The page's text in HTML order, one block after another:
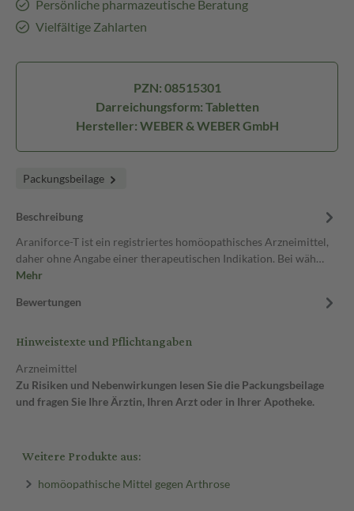
Persönliche pharmazeutische Beratung
Vielfältige Zahlarten
PZN: 08515301
Darreichungsform: Tabletten
Hersteller: WEBER & WEBER GmbH
Packungsbeilage
Beschreibung
Araniforce-T ist ein registriertes homöopathisches Arzneimittel,
daher ohne Angabe einer therapeutischen Indikation. Bei wäh…
Mehr
Bewertungen
Hinweistexte und Pflichtangaben
Arzneimittel
Zu Risiken und Nebenwirkungen lesen Sie die Packungsbeilage
und fragen Sie Ihre Ärztin, Ihren Arzt oder in Ihrer Apotheke.
Weitere Produkte aus:
homöopathische Mittel gegen Arthrose